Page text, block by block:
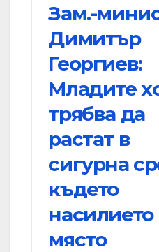
Зам.-
Димитър
Георгиев:
Младите
трябва да
растат в
сигурна
където
място